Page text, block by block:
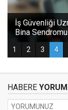
HABERE